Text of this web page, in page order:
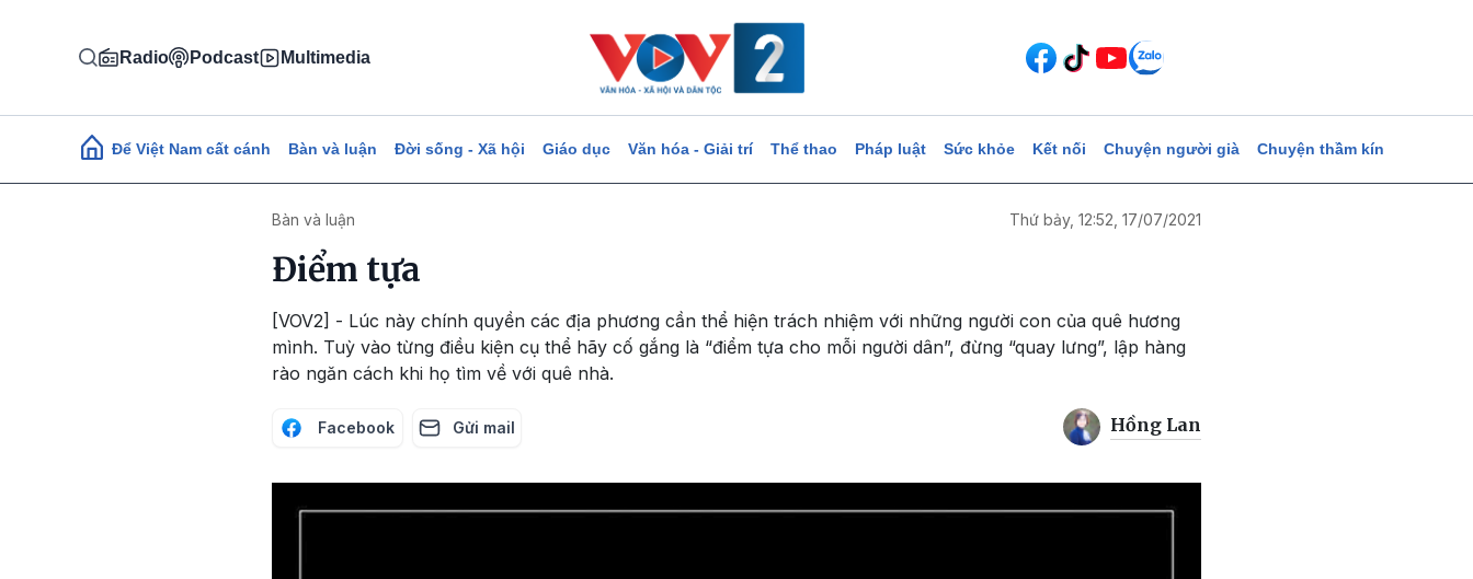
Radio Podcast Multimedia
Main navigation
Để Việt Nam cất cánh Bàn và luận Đời sống - Xã hội Giáo dục Văn hóa - Giải trí Thể thao Pháp luật Sức khỏe Kết nối Chuyện người già Chuyện thầm kín
Bàn và luận Thứ bảy, 12:52, 17/07/2021
Điểm tựa
[VOV2] - Lúc này chính quyền các địa phương cần thể hiện trách nhiệm với những người con của quê hương
mình. Tuỳ vào từng điều kiện cụ thể hãy cố gắng là “điểm tựa cho mỗi người dân”, đừng “quay lưng”, lập hàng
rào ngăn cách khi họ tìm về với quê nhà.
Facebook Gửi mail Hồng Lan